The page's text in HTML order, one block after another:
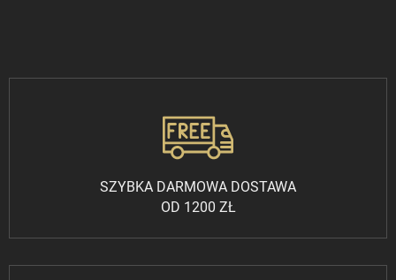
SZYBKA DARMOWA DOSTAWA
OD 1200 ZŁ